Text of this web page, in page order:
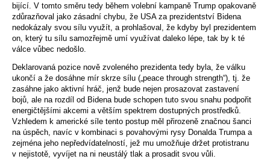
bijící. V tomto směru tedy během volební kampaně Trump opakovaně
zdůrazňoval jako zásadní chybu, že USA za prezidentství Bidena
nedokázaly svou sílu využít, a prohlašoval, že kdyby byl prezidentem
on, který tu sílu samozřejmě umí využívat daleko lépe, tak by k té
válce vůbec nedošlo.
Deklarovaná pozice nově zvoleného prezidenta tedy byla, že válku
ukončí a že dosáhne mír skrze sílu („peace through strength“), tj. že
zasáhne jako aktivní hráč, jenž bude nejen prosazovat zastavení
bojů, ale na rozdíl od Bidena bude schopen tuto svou snahu podpořit
energičtějšími akcemi a větším spektrem dostupných prostředků.
Vzhledem k americké síle tento postup měl přirozeně značnou šanci
na úspěch, navíc v kombinaci s povahovými rysy Donalda Trumpa a
zejména jeho nepředvídatelností, jež mu umožňuje držet protistranu
v nejistotě, vyvíjet na ni neustálý tlak a prosadit svou vůli.